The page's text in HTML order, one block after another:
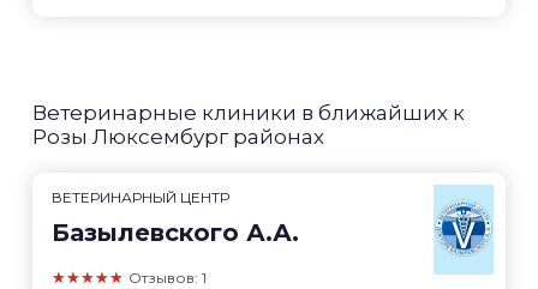
Ветеринарные клиники в ближайших к
Розы Люксембург районах
ВЕТЕРИНАРНЫЙ ЦЕНТР
Базылевского А.А.
★★★★★ Отзывов: 1